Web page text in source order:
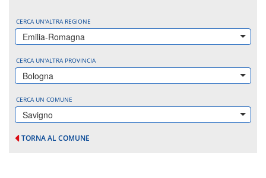
CERCA UN'ALTRA REGIONE
Emilia-Romagna
CERCA UN'ALTRA PROVINCIA
Bologna
CERCA UN COMUNE
Savigno
TORNA AL COMUNE